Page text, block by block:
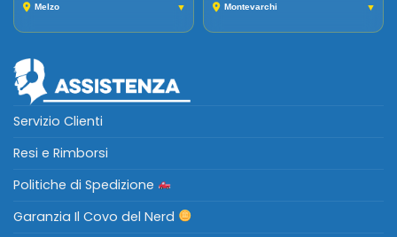
Melzo ▼ Montevarchi ▼
Servizio Clienti
Resi e Rimborsi
Politiche di Spedizione
Garanzia Il Covo del Nerd